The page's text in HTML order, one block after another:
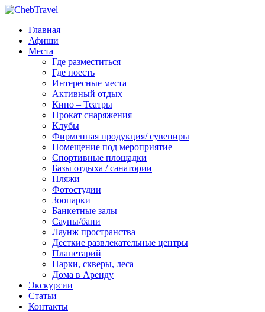
Главная
Афиши
Места
Где разместиться
Где поесть
Интересные места
Активный отдых
Кино – Театры
Прокат снаряжения
Клубы
Фирменная продукция/ сувениры
Помещение под мероприятие
Спортивные площадки
Базы отдыха / санатории
Пляжи
Фотостудии
Зоопарки
Банкетные залы
Сауны/бани
Лаунж пространства
Десткие развлекательные центры
Планетарий
Парки, скверы, леса
Дома в Аренду
Экскурсии
Статьи
Контакты